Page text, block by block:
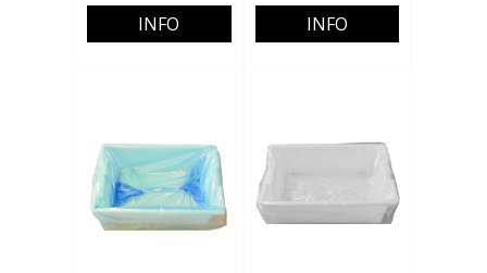
INFO INFO